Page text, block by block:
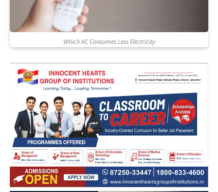
Which AC Consumes Less Electricity